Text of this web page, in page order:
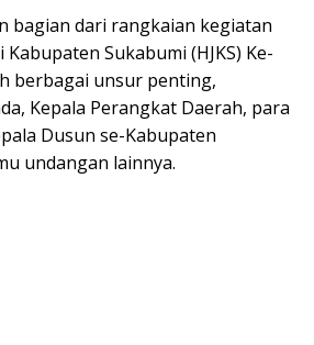
bagian dari rangkaian kegiatan
Sukabumi (HJKS) Ke-
berbagai unsur penting,
Kepala Perangkat Daerah, para
Dusun se-Kabupaten
undangan lainnya.